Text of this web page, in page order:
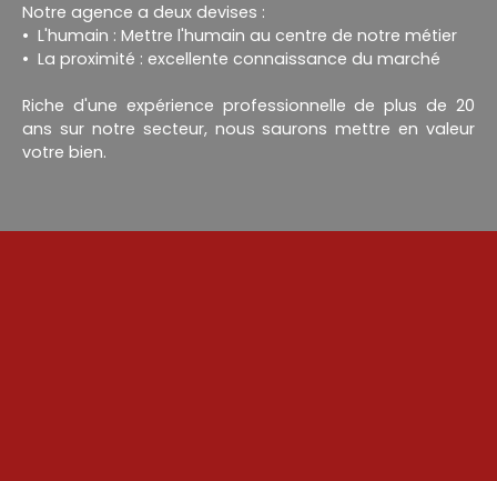
Notre agence a deux devises :
L'humain : Mettre l'humain au centre de notre métier
La proximité : excellente connaissance du marché
Riche d'une expérience professionnelle de plus de 20
ans sur notre secteur, nous saurons mettre en valeur
votre bien.